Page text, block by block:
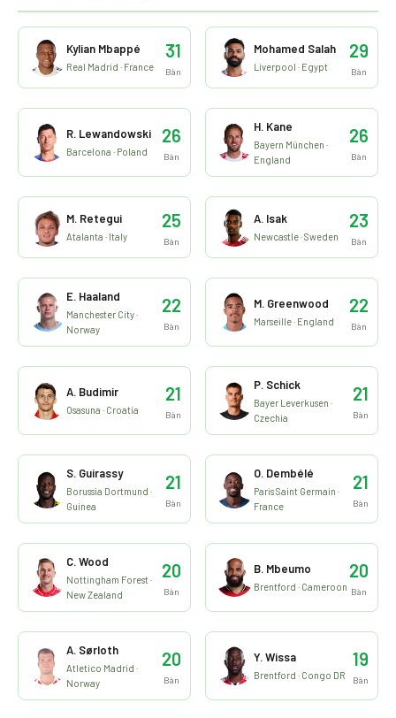
Kylian Mbappé
Real Madrid · France
31
Bàn
Mohamed Salah
Liverpool · Egypt
29
Bàn
R. Lewandowski
Barcelona · Poland
26
Bàn
H. Kane
Bayern München ·
England
26
Bàn
M. Retegui
Atalanta · Italy
25
Bàn
A. Isak
Newcastle · Sweden
23
Bàn
E. Haaland
Manchester City ·
Norway
22
Bàn
M. Greenwood
Marseille · England
22
Bàn
A. Budimir
Osasuna · Croatia
21
Bàn
P. Schick
Bayer Leverkusen ·
Czechia
21
Bàn
S. Guirassy
Borussia Dortmund ·
Guinea
21
Bàn
O. Dembélé
Paris Saint Germain ·
France
21
Bàn
C. Wood
Nottingham Forest ·
New Zealand
20
Bàn
B. Mbeumo
Brentford · Cameroon
20
Bàn
A. Sørloth
Atletico Madrid ·
Norway
20
Bàn
Y. Wissa
Brentford · Congo DR
19
Bàn